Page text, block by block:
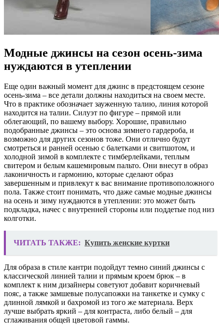
Модные джинсы на сезон осень-зима
нуждаются в утеплении
Еще один важный момент для джинс в предстоящем сезоне
осень-зима – все детали должны находиться на своем месте.
Что в практике обозначает зауженную талию, линия которой
находится на талии. Силуэт по фигуре – прямой или
облегающий, по вашему выбору. Хорошие, правильно
подобранные джинсы – это основа зимнего гардероба, и
возможно для других сезонов тоже. Они отлично будут
смотреться и ранней осенью с балетками и свитшотом, и
холодной зимой в комплекте с тимберлейками, теплым
свитером и белым кашемировым пальто. Они внесут в образ
лаконичность и гармонию, которые сделают образ
завершенным и привлекут к вас внимание противоположного
пола. Также стоит понимать, что даже самые модные джинсы
на осень и зиму нуждаются в утеплении: это может быть
подкладка, начес с внутренней стороны или поддетые под низ
колготки.
ЧИТАТЬ ТАКЖЕ: Купить женские куртки
Для образа в стиле кантри подойдут темно синий джинсы с
классической линией талии и прямым кроем брюк – в
комплект к ним дизайнеры советуют добавит коричневый
пояс, а также замшевые полусапожки на танкетке и сумку с
длинной лямкой и бахромой из того же материала. Верх
лучше выбрать яркий – для контраста, либо белый – для
сглаживания общей цветовой гаммы.